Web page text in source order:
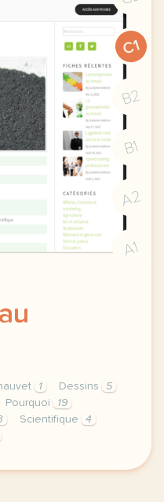
C1
B2
B1
A2
A1
1 Dessins
5
Pourquoi
19
Scientifique
4
180 minutes 3 h niveau